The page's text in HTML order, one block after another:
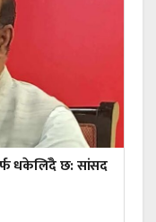
धकेलिँदै छ: सांसद